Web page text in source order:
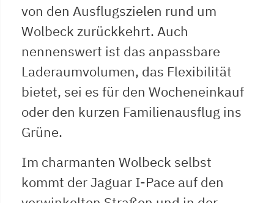
von den Ausflugszielen rund um
Wolbeck zurückkehrt. Auch
nennenswert ist das anpassbare
Laderaumvolumen, das Flexibilität
bietet, sei es für den Wocheneinkauf
oder den kurzen Familienausflug ins
Grüne.
Im charmanten Wolbeck selbst
kommt der Jaguar I-Pace auf den